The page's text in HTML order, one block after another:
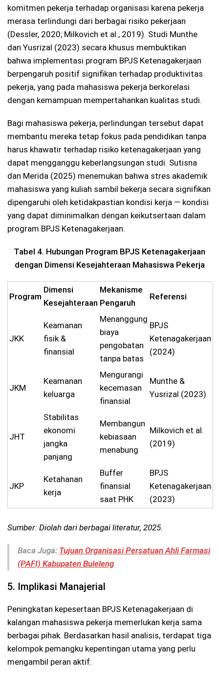
komitmen pekerja terhadap organisasi karena pekerja
merasa terlindungi dari berbagai risiko pekerjaan
(Dessler, 2020; Milkovich et al., 2019). Studi Munthe
dan Yusrizal (2023) secara khusus membuktikan
bahwa implementasi program BPJS Ketenagakerjaan
berpengaruh positif signifikan terhadap produktivitas
pekerja, yang pada mahasiswa pekerja berkorelasi
dengan kemampuan mempertahankan kualitas studi.
Bagi mahasiswa pekerja, perlindungan tersebut dapat
membantu mereka tetap fokus pada pendidikan tanpa
harus khawatir terhadap risiko ketenagakerjaan yang
dapat mengganggu keberlangsungan studi. Sutisna
dan Merida (2025) menemukan bahwa stres akademik
mahasiswa yang kuliah sambil bekerja secara signifikan
dipengaruhi oleh ketidakpastian kondisi kerja — kondisi
yang dapat diminimalkan dengan keikutsertaan dalam
program BPJS Ketenagakerjaan.
Tabel 4. Hubungan Program BPJS Ketenagakerjaan
dengan Dimensi Kesejahteraan Mahasiswa Pekerja
Program
Dimensi
Kesejahteraan
Mekanisme
Pengaruh
Referensi
JKK
Keamanan
fisik &
finansial
Menanggung
biaya
pengobatan
tanpa batas
BPJS
Ketenagakerjaan
(2024)
JKM
Keamanan
keluarga
Mengurangi
kecemasan
finansial
Munthe &
Yusrizal (2023)
JHT
Stabilitas
ekonomi
jangka
panjang
Membangun
kebiasaan
menabung
Milkovich et al.
(2019)
JKP
Ketahanan
kerja
Buffer
finansial
saat PHK
BPJS
Ketenagakerjaan
(2023)
Sumber: Diolah dari berbagai literatur, 2025.
Baca Juga: Tujuan Organisasi Persatuan Ahli Farmasi
(PAFI) Kabupaten Buleleng
5. Implikasi Manajerial
Peningkatan kepesertaan BPJS Ketenagakerjaan di
kalangan mahasiswa pekerja memerlukan kerja sama
berbagai pihak. Berdasarkan hasil analisis, terdapat tiga
kelompok pemangku kepentingan utama yang perlu
mengambil peran aktif: